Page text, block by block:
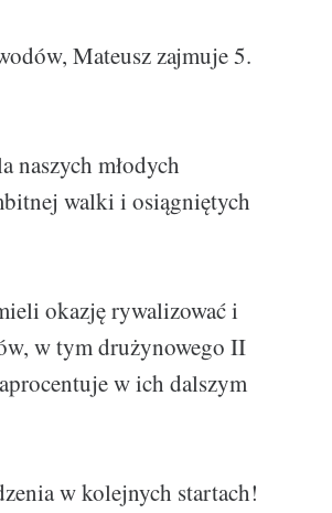
Mateusz zajmuje 5.
naszych młodych
walki i osiągniętych
okazję rywalizować i
w tym drużynowego II
w ich dalszym
w kolejnych startach!